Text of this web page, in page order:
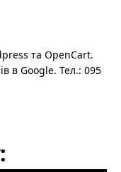
та OpenCart.
в Google. Тел.: 095